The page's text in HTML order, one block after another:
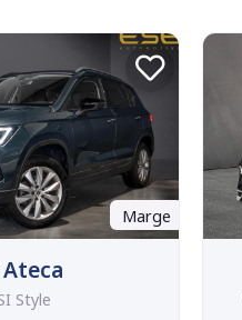
Marge
Ateca
Style